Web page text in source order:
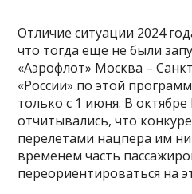
Отличие ситуации 2024
что тогда еще не были
«Аэрофлот» Москва –
«России» по этой
только с 1 июня. В
отчитывались, что
перелетами нацпера им
временем часть
переориентироваться на